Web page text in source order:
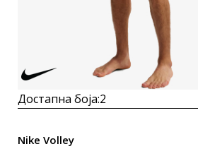
Достапна боја:2
Nike Volley